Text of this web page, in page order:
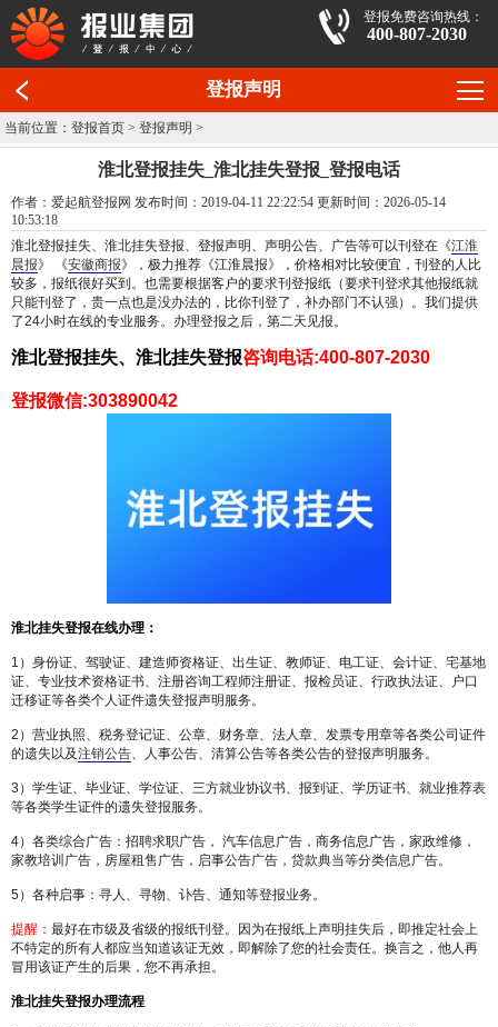
登报免费咨询热线：
400-807-2030
登报声明
当前位置：登报首页 >登报声明 >
淮北登报挂失_淮北挂失登报_登报电话
作者：爱起航登报网 发布时间：2019-04-11 22:22:54 更新时间：2026-05-14
10:53:18
淮北登报挂失、淮北挂失登报、登报声明、声明公告、广告等可以刊登在《江淮
晨报》 《安徽商报》
，极力推荐《江淮晨报》，价格相对比较便宜，刊登的人比
较多，报纸很好买到。也需要根据客户的要求刊登报纸（要求刊登求其他报纸就
只能刊登了，贵一点也是没办法的，比你刊登了，补办部门不认强）。我们提供
了24小时在线的专业服务。办理登报之后，第二天见报。
淮北登报挂失、淮北挂失登报咨询电话:400-807-2030
登报微信:303890042
淮北挂失登报在线办理：
1）身份证、驾驶证、建造师资格证、出生证、教师证、电工证、会计证、宅基地
证、专业技术资格证书、注册咨询工程师注册证、报检员证、行政执法证、户口
迁移证等各类个人证件遗失登报声明服务。
2）营业执照、税务登记证、公章、财务章、法人章、发票专用章等各类公司证件
的遗失以及注销公告、人事公告、清算公告等各类公告的登报声明服务。
3）学生证、毕业证、学位证、三方就业协议书、报到证、学历证书、就业推荐表
等各类学生证件的遗失登报服务。
4）各类综合广告：招聘求职广告， 汽车信息广告，商务信息广告，家政维修，
家教培训广告，房屋租售广告，启事公告广告，贷款典当等分类信息广告。
5）各种启事：寻人、寻物、讣告、通知等登报业务。
提醒： 最好在市级及省级的报纸刊登。因为在报纸上声明挂失后，即推定社会上
不特定的所有人都应当知道该证无效，即解除了您的社会责任。换言之，他人再
冒用该证产生的后果，您不再承担。
淮北挂失登报办理流程